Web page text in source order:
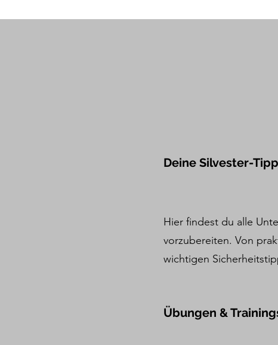
Deine Silvester-
Hier findest du alle
vorzubereiten. Von
wichtigen
Übungen &